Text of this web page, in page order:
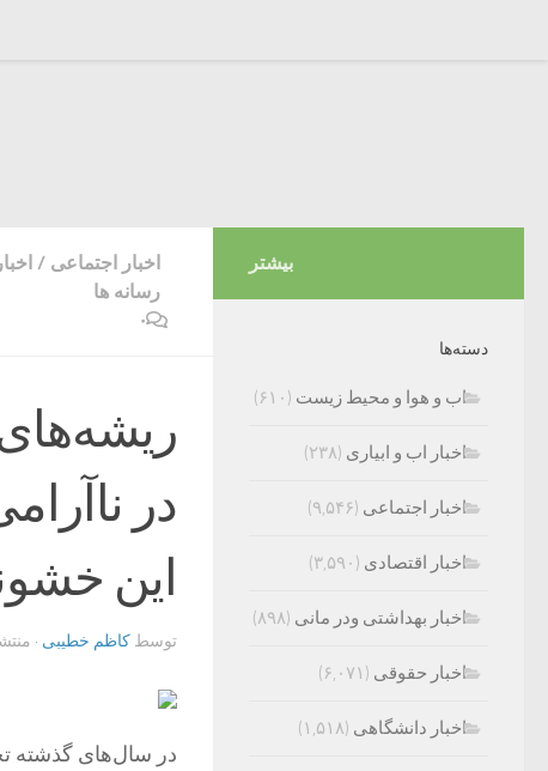
اخبار اجتماعی /
رسانه ها
۰
در
این
توسط کاظم خطیبی ·
در سال‌های گذشته
بیشتر
دسته‌ها
اب و هوا و محیط زیست (۶۱۰)
اخبار اب و ابیاری (۲۳۸)
اخبار اجتماعی (۹,۵۴۶)
اخبار اقتصادی (۳,۵۹۰)
اخبار بهداشتی ودر مانی (۸۹۸)
اخبار حقوقی (۶,۰۷۱)
اخبار دانشگاهی (۱,۵۱۸)